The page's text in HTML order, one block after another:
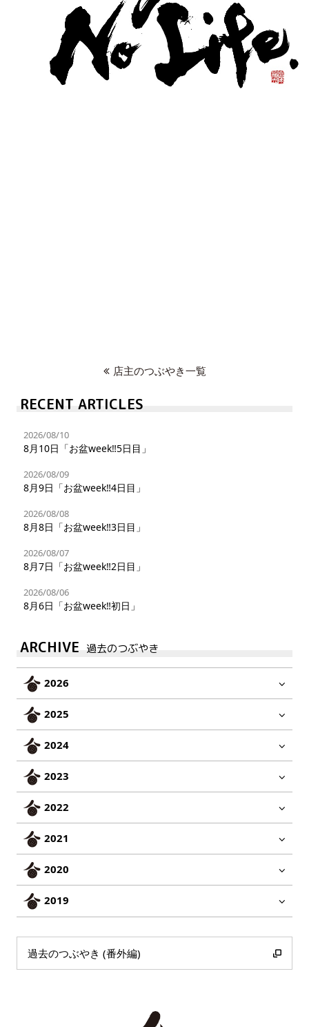
店主のつぶやき一覧
RECENT ARTICLES
2026/08/10
8月10日「お盆week‼︎5日目」
2026/08/09
8月9日「お盆week‼︎4日目」
2026/08/08
8月8日「お盆week‼︎3日目」
2026/08/07
8月7日「お盆week‼︎2日目」
2026/08/06
8月6日「お盆week‼︎初日」
ARCHIVE 過去のつぶやき
2026
2025
2024
2023
2022
2021
2020
2019
過去のつぶやき (番外編)